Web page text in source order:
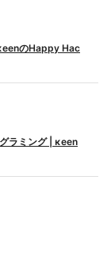
のHappy Hac
ラミング | κeen